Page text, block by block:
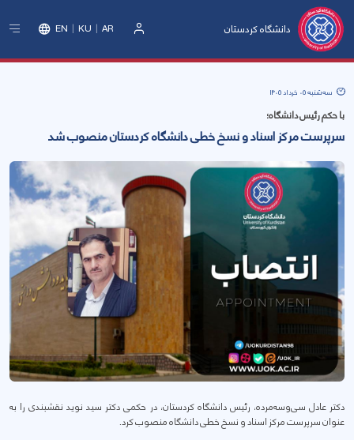
دانشگاه کردستان EN KU AR
سه‌شنبه 05 خرداد 1405
با حکم رئیس دانشگاه؛
سرپرست مرکز اسناد و نسخ خطی دانشگاه کردستان منصوب شد
دکتر عادل سی‌وسه‌مرده، رئیس دانشگاه کردستان، در حکمی دکتر سید نوید نقشبندی را به
عنوان سرپرست مرکز اسناد و نسخ خطی دانشگاه منصوب کرد.